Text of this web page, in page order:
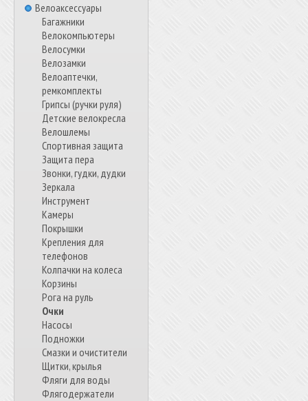
Велоаксессуары
Багажники
Велокомпьютеры
Велосумки
Велозамки
Велоаптечки,
ремкомплекты
Грипсы (ручки руля)
Детские велокресла
Велошлемы
Спортивная защита
Защита пера
Звонки, гудки, дудки
Зеркала
Инструмент
Камеры
Покрышки
Крепления для
телефонов
Колпачки на колеса
Корзины
Рога на руль
Очки
Насосы
Подножки
Смазки и очистители
Щитки, крылья
Фляги для воды
Флягодержатели